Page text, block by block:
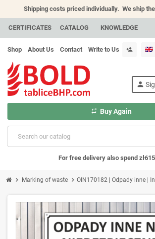
Shipping costs priced individually. We ship
CERTIFICATES CATALOG KNOWLEDGE
Shop About Us Contact Write to Us person_add
person
repeat Buy Again
For free delivery also spend
chevron_right Marking of waste chevron_right OIN170182 | Odpady inne |